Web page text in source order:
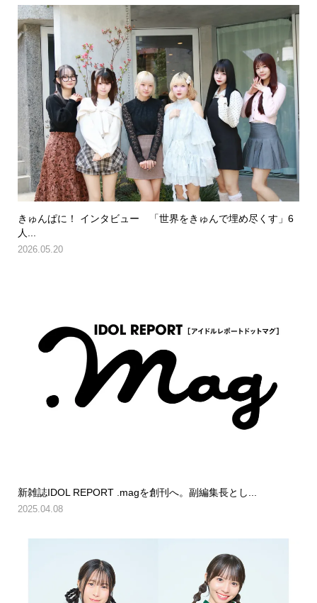
きゅんぱに！ インタビュー 「世界をきゅんで埋め尽くす」6
人...
2026.05.20
新雑誌IDOL REPORT .magを創刊へ。副編集長とし...
2025.04.08